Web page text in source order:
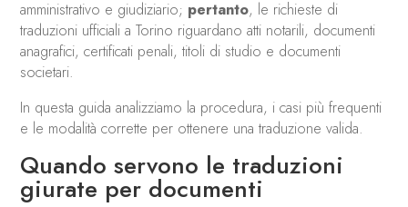
amministrativo e giudiziario; pertanto, le richieste di
traduzioni ufficiali a Torino riguardano atti notarili, documenti
anagrafici, certificati penali, titoli di studio e documenti
societari.
In questa guida analizziamo la procedura, i casi più frequenti
e le modalità corrette per ottenere una traduzione valida.
Quando servono le traduzioni
giurate per documenti